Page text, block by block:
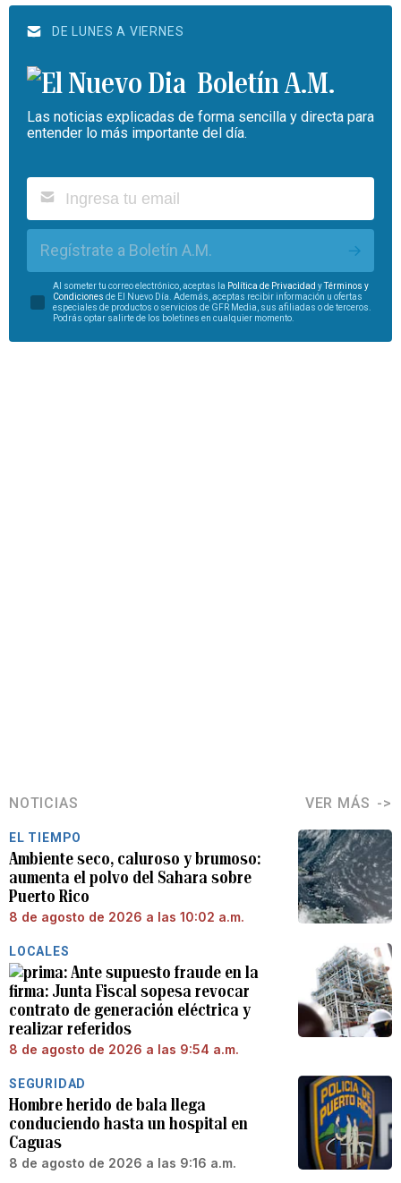
DE LUNES A VIERNES
Boletín A.M.
Las noticias explicadas de forma sencilla y directa para
entender lo más importante del día.
Regístrate a Boletín A.M.
Al someter tu correo electrónico, aceptas la Política de Privacidad yTérminos y
Condiciones de El Nuevo Día. Además, aceptas recibir información u ofertas
especiales de productos o servicios de GFR Media, sus afiliadas o de terceros.
Podrás optar salirte de los boletines en cualquier momento.
NOTICIAS VER MÁS
EL TIEMPO
Ambiente seco, caluroso y brumoso:
aumenta el polvo del Sahara sobre
Puerto Rico
8 de agosto de 2026 a las 10:02 a.m.
LOCALES
Ante supuesto fraude en la
firma: Junta Fiscal sopesa revocar
contrato de generación eléctrica y
realizar referidos
8 de agosto de 2026 a las 9:54 a.m.
SEGURIDAD
Hombre herido de bala llega
conduciendo hasta un hospital en
Caguas
8 de agosto de 2026 a las 9:16 a.m.